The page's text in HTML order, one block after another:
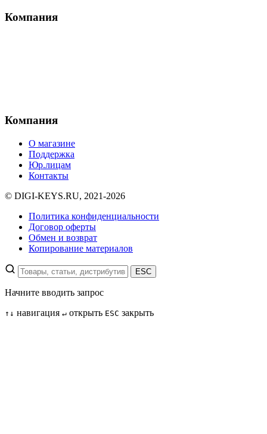
Компания
Компания
О магазине
Поддержка
Юр.лицам
Контакты
© DIGI-KEYS.RU, 2021-2026
Политика конфиденциальности
Договор оферты
Обмен и возврат
Копирование материалов
ESC
Начните вводить запрос
↑ ↓ навигация ↵ открыть ESC закрыть